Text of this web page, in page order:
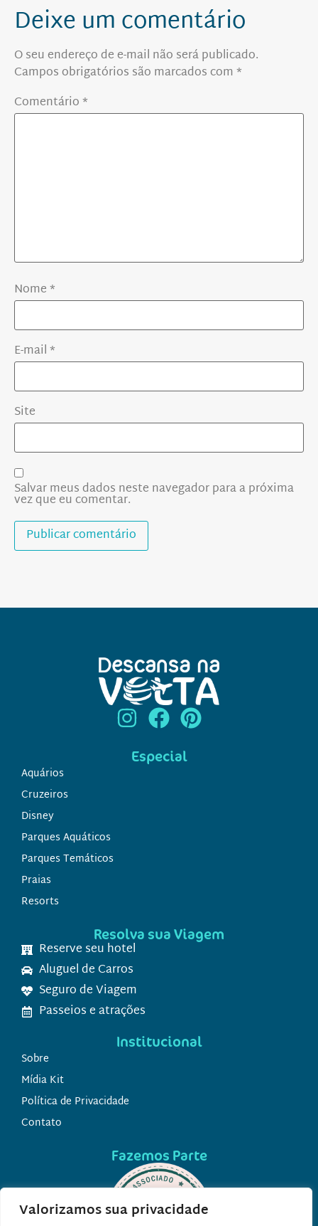
Valorizamos sua privacidade
Deixe um comentário
O seu endereço de e-mail não será publicado.
Campos obrigatórios são marcados com*
Comentário*
Nome*
E-mail*
Site
Salvar meus dados neste navegador para a próxima
vez que eu comentar.
Especial
Aquários
Cruzeiros
Disney
Parques Aquáticos
Parques Temáticos
Praias
Resorts
Resolva sua Viagem
Reserve seu hotel
Aluguel de Carros
Seguro de Viagem
Passeios e atrações
Institucional
Sobre
Mídia Kit
Política de Privacidade
Contato
Fazemos Parte